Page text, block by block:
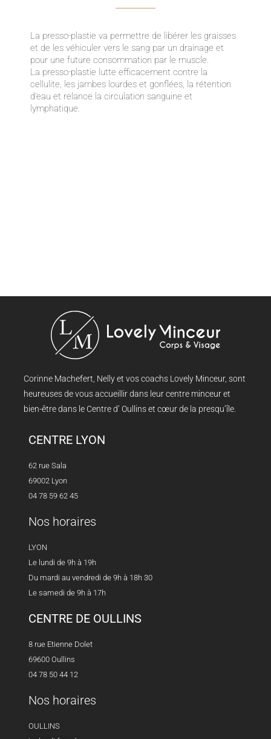
La presso-plastie va permettre de libérer les graisses
et de les véhiculer vers le sang par un drainage et
pour une future consommation par le muscle.
La presso-plastie lutte efficacement contre la
cellulite, les jambes lourdes et gonflées, la rétention
d’eau et relance la circulation sanguine et
lymphatique.
Corinne Machefert, Nelly et vos coachs Lovely Minceur, sont
heureuses de vous accueillir dans leur centre minceur et
bien-être dans le Centre d’ Oullins et cœur de la presqu’île.
CENTRE LYON
62 rue Sala
69002 Lyon
04 78 59 62 45
Nos horaires
LYON
Le lundi de 9h à 19h
Du mardi au vendredi de 9h à 18h 30
Le samedi de 9h à 17h
CENTRE DE OULLINS
8 rue Etienne Dolet
69600 Oullins
04 78 50 44 12
Nos horaires
OULLINS